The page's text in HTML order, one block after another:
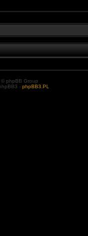
phpBB Group
- phpBB3.PL